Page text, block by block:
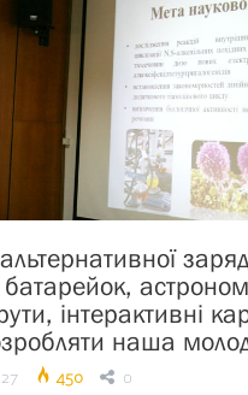
батарейок,
інтерактивні
наша
450 0